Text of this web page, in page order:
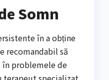
Somn
în a obține
recomandabil să
problemele de